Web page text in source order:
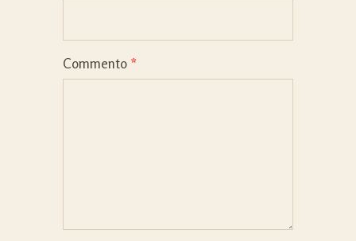
Commento *